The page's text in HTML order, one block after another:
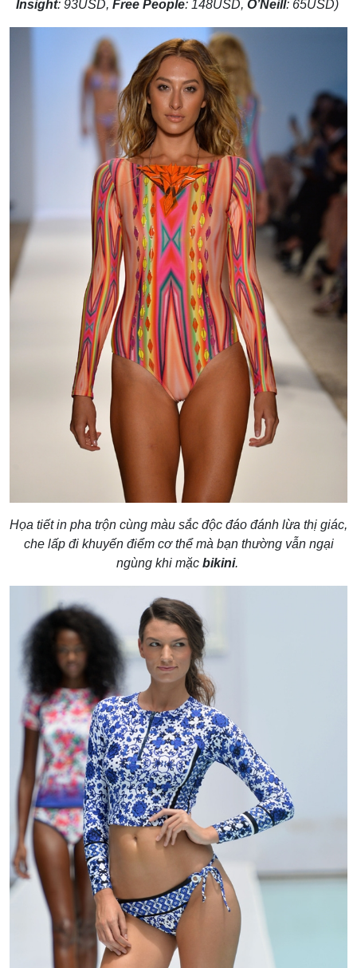
Insight: 93USD, Free People: 148USD, O’Neill: 65USD)
Họa tiết in pha trộn cùng màu sắc độc đáo đánh lừa thị giác,
che lấp đi khuyến điểm cơ thể mà bạn thường vẫn ngại
ngùng khi mặc bikini.